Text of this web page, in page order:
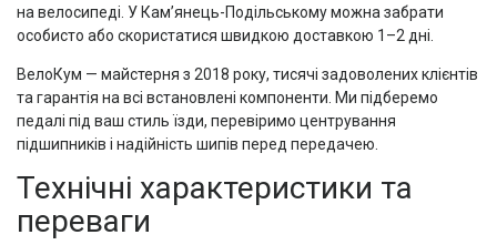
на велосипеді. У Кам’янець-Подільському можна забрати
особисто або скористатися швидкою доставкою 1–2 дні.
ВелоКум — майстерня з 2018 року, тисячі задоволених клієнтів
та гарантія на всі встановлені компоненти. Ми підберемо
педалі під ваш стиль їзди, перевіримо центрування
підшипників і надійність шипів перед передачею.
Технічні характеристики та
переваги